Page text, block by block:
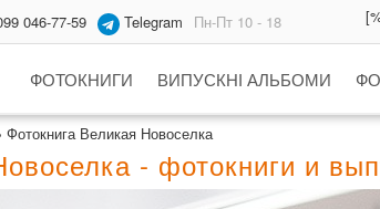
046-77-59 Telegram Пн-Пт 10 - 18
ФОТОКНИГИ ВИПУСКНІ АЛЬБОМИ
Фотокнига Великая Новоселка
- фотокниги и